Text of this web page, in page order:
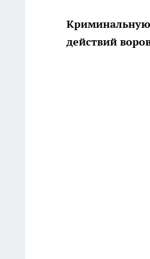
Криминальную
действий